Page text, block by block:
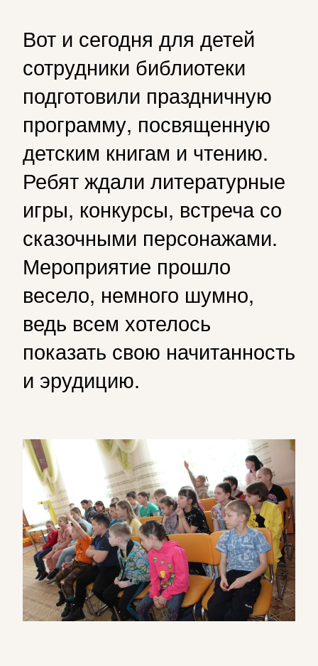
Вот и сегодня для детей
сотрудники библиотеки
подготовили праздничную
программу, посвященную
детским книгам и чтению.
Ребят ждали литературные
игры, конкурсы, встреча со
сказочными персонажами.
Мероприятие прошло
весело, немного шумно,
ведь всем хотелось
показать свою начитанность
и эрудицию.